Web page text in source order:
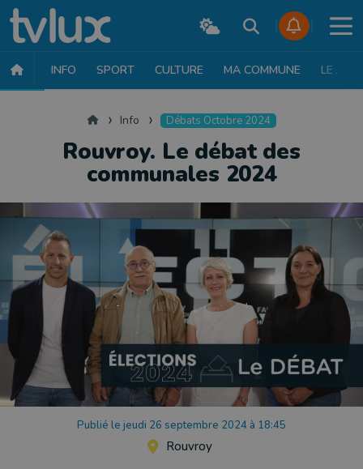
INFO SPORT CULTURE MA COMMUNE LE JT
AccueilInfo Débats Octobre 2024
Rouvroy. Le débat des
communales 2024
Publié le jeudi 26 septembre 2024 à 18:45
Rouvroy